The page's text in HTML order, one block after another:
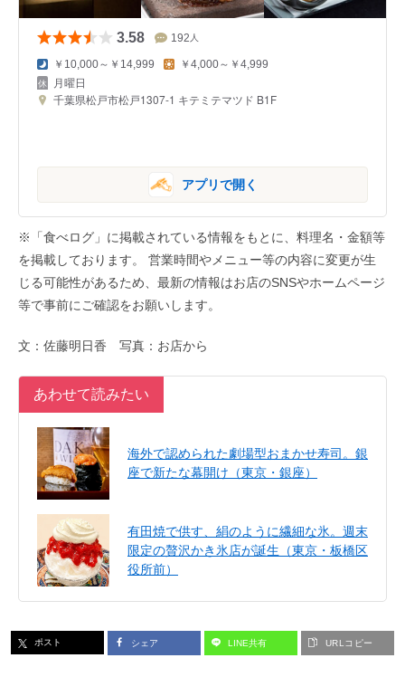
3.58 192 人
￥10,000～￥14,999 ￥4,000～￥4,999
月曜日
千葉県松戸市松戸1307-1 キテミテマツド B1F
アプリで開く
※「食べログ」に掲載されている情報をもとに、料理名・金額等
を掲載しております。 営業時間やメニュー等の内容に変更が生
じる可能性があるため、最新の情報はお店のSNSやホームページ
等で事前にご確認をお願いします。
文：佐藤明日香 写真：お店から
あわせて読みたい
海外で認められた劇場型おまかせ寿司。銀
座で新たな幕開け（東京・銀座）
有田焼で供す、絹のように繊細な氷。週末
限定の贅沢かき氷店が誕生（東京・板橋区
役所前）
ポスト シェア LINE共有 URLコピー